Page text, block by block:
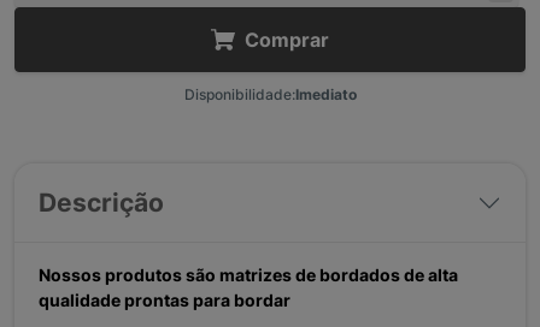
Comprar
Disponibilidade:Imediato
Descrição
Nossos produtos são matrizes de bordados de alta
qualidade prontas para bordar